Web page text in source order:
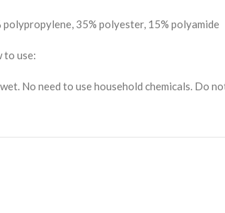
polypropylene, 35% polyester, 15% polyamide
to use:
No need to use household chemicals. Do